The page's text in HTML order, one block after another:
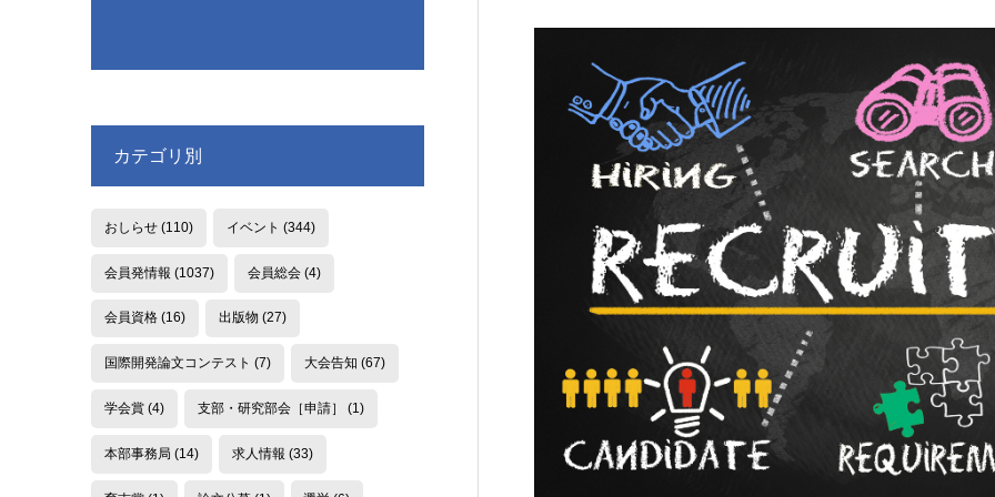
カテゴリ別
おしらせ(110) イベント (344)
会員発情報 (1037) 会員総会(4)
会員資格(16) 出版物 (27)
国際開発論文コンテスト (7) 大会告知 (67)
学会賞(4) 支部・研究部会［申請］ (1)
本部事務局 (14) 求人情報 (33)